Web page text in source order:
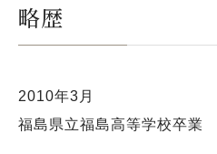
略歴
2010年3月
福島県立福島高等学校卒業